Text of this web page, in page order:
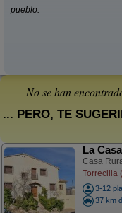
pueblo:
No se han
... PERO, TE
La
Casa
Torrecilla
3-12
37 km